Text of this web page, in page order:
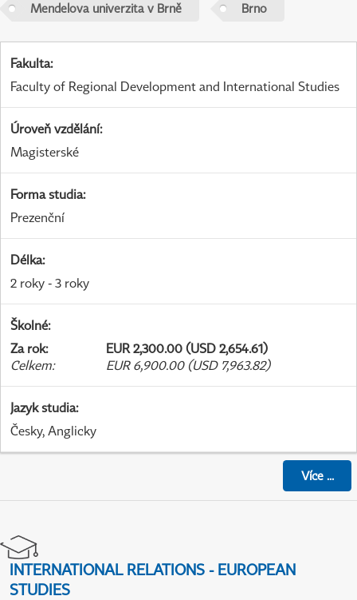
Mendelova univerzita v Brně Brno
Fakulta:
Faculty of Regional Development and International Studies
Úroveň vzdělání:
Magisterské
Forma studia:
Prezenční
Délka:
2 roky - 3 roky
Školné:
Za rok:
EUR 2,300.00 (USD 2,654.61)
Celkem: EUR 6,900.00 (USD 7,963.82)
Jazyk studia:
Česky, Anglicky
Více...
INTERNATIONAL RELATIONS - EUROPEAN
STUDIES